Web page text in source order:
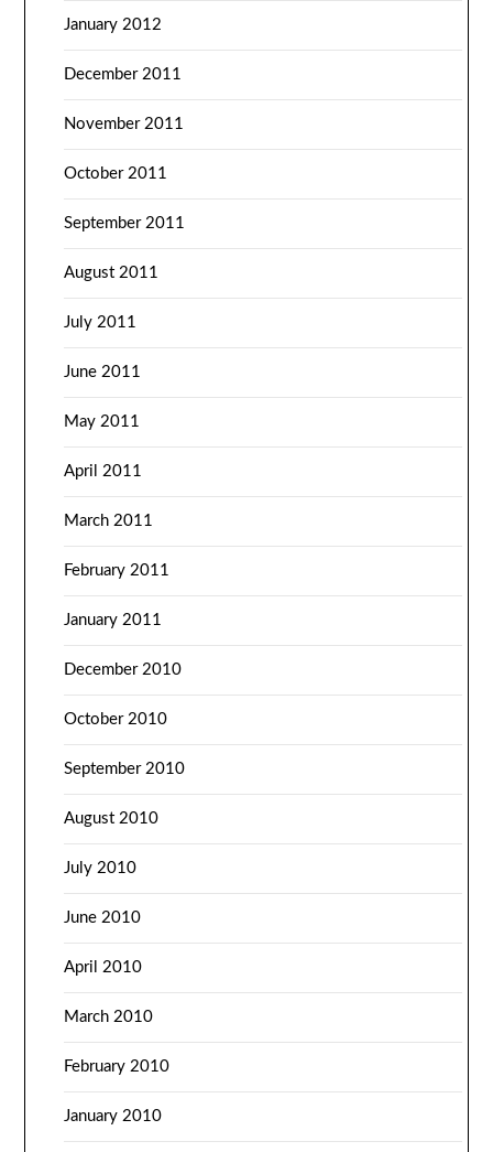
January 2012
December 2011
November 2011
October 2011
September 2011
August 2011
July 2011
June 2011
May 2011
April 2011
March 2011
February 2011
January 2011
December 2010
October 2010
September 2010
August 2010
July 2010
June 2010
April 2010
March 2010
February 2010
January 2010